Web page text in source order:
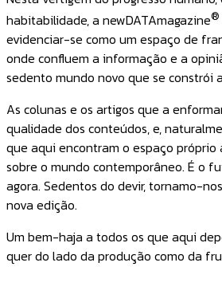
habitabilidade, a newDATAmagazine®
evidenciar-se como um espaço de
onde confluem a informação e a
sedento mundo novo que se constrói
As colunas e os artigos que a
qualidade dos conteúdos, e,
que aqui encontram o espaço próprio
sobre o mundo contemporâneo. É o
agora. Sedentos do devir, tornamo-
nova edição.
Um bem-haja a todos os que aqui
quer do lado da produção como da